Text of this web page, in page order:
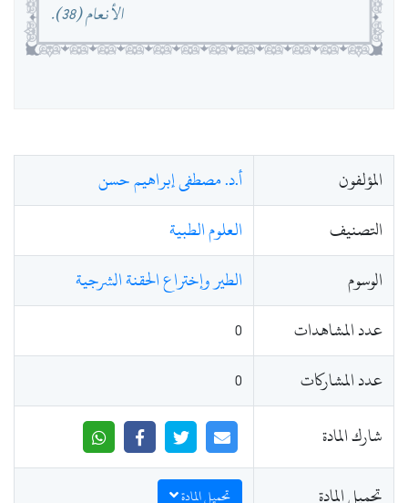
الأنعام (38).
المؤلفون
أ.د. مصطفى إبراهيم حسن
التصنيف
العلوم الطبية
الوسوم
الطير وإختراع الحقنة الشرجية
عدد المشاهدات
0
عدد المشاركات
0
شارك المادة
تحميل المادة
تحميل المادة